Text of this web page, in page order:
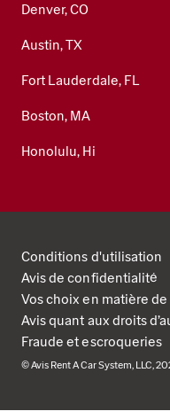
Denver, CO
Austin, TX
Fort Lauderdale, FL
Boston, MA
Honolulu, Hi
Conditions d'utilisation
Avis de confidentialité
Vos choix en matière
Avis quant aux droits
Fraude et escroqueries
© Avis Rent A Car System, LLC,